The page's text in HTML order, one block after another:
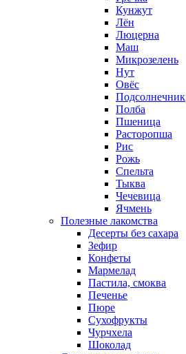
Кунжут
Лён
Люцерна
Маш
Микрозелень
Нут
Овёс
Подсолнечник
Полба
Пшеница
Расторопша
Рис
Рожь
Спельта
Тыква
Чечевица
Ячмень
Полезные лакомства
Десерты без сахара
Зефир
Конфеты
Мармелад
Пастила, смоква
Печенье
Пюре
Сухофрукты
Чурчхела
Шоколад